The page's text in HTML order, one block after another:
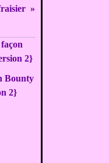
Bounty
2}